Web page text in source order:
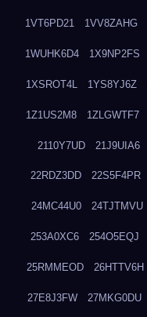
1VT6PD21 1VV8ZAHG
1WUHK6D4 1X9NP2FS
1XSROT4L 1YS8YJ6Z
1Z1US2M8 1ZLGWTF7
2110Y7UD 21J9UIA6
22RDZ3DD 22S5F4PR
24MC44U0 24TJTMVU
253A0XC6 254O5EQJ
25RMMEOD 26HTTV6H
27E8J3FW 27MKG0DU